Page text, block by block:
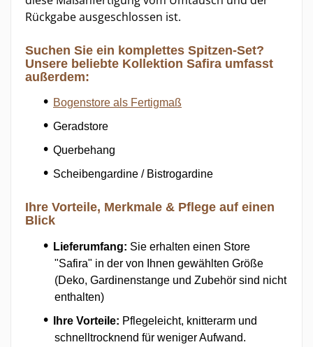
Rückgabe ausgeschlossen ist.
Suchen Sie ein komplettes Spitzen-Set?
Unsere beliebte Kollektion Safira umfasst
außerdem:
Bogenstore als Fertigmaß
Geradstore
Querbehang
Scheibengardine / Bistrogardine
Ihre Vorteile, Merkmale & Pflege auf einen
Blick
Lieferumfang: Sie erhalten einen Store
"Safira" in der von Ihnen gewählten Größe
(Deko, Gardinenstange und Zubehör sind nicht
enthalten)
Ihre Vorteile: Pflegeleicht, knitterarm und
schnelltrocknend für weniger Aufwand.